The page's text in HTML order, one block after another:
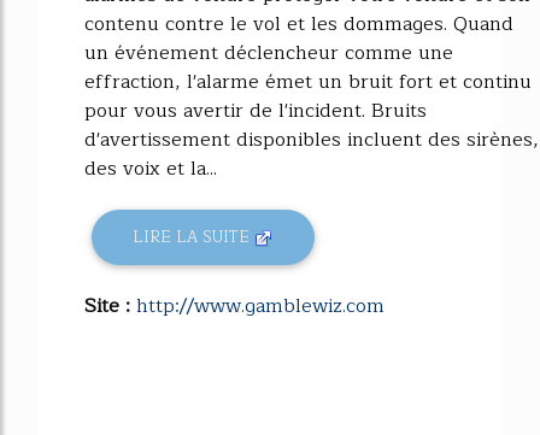
contenu contre le vol et les dommages. Quand
un événement déclencheur comme une
effraction, l'alarme émet un bruit fort et continu
pour vous avertir de l'incident. Bruits
d'avertissement disponibles incluent des sirènes,
des voix et la...
LIRE LA SUITE
Site :http://www.gamblewiz.com